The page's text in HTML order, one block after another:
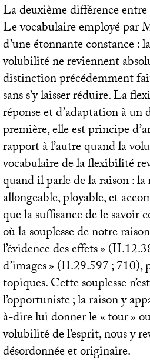
La deuxième différence
Le vocabulaire employé par
d’une étonnante constance :
volubilité ne reviennent
distinction précédemment
sans s’y laisser réduire. La
réponse et d’adaptation à
première, elle est principe
rapport à l’autre quand la
vocabulaire de la flexibilité
quand il parle de la raison : la
allongeable, ployable, et
que la suffisance de le savoir
où la souplesse de notre
l’évidence des effets» (II
d’images» (II.29.597; 710),
topiques. Cette souplesse
l’opportuniste; la raison y
à-dire lui donner le «tour»
volubilité de l’esprit, nous y
désordonnée et originaire.